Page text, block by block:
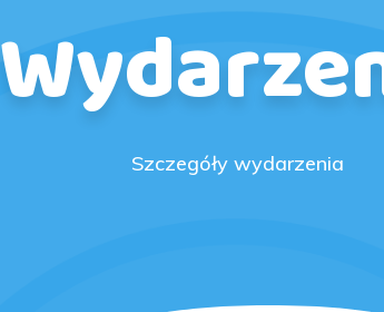
Szczegóły wydarzenia